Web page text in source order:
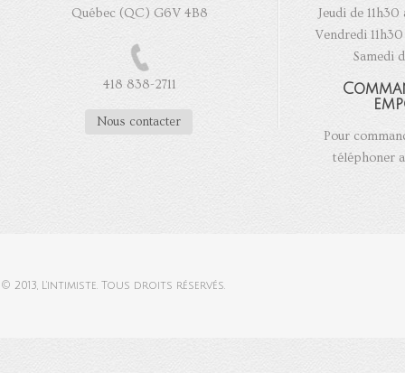
Québec (QC) G6V 4B8
418 838-2711
Nous contacter
Jeudi de 11h30
Vendredi
Samedi
Pour
téléphoner
© 2013, L'intimiste. Tous droits réservés.